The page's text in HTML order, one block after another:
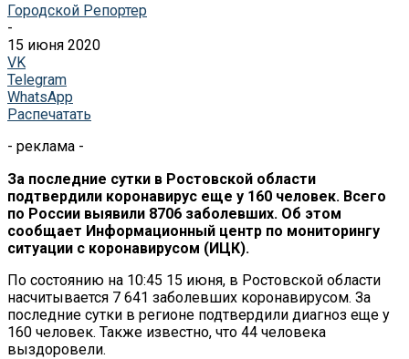
Городской Репортер
-
15 июня 2020
VK
Telegram
WhatsApp
Распечатать
- реклама -
За последние сутки в Ростовской области
подтвердили коронавирус еще у 160 человек. Всего
по России выявили 8706 заболевших. Об этом
сообщает Информационный центр по мониторингу
ситуации с коронавирусом (ИЦК).
По состоянию на 10:45 15 июня, в Ростовской области
насчитывается 7 641 заболевших коронавирусом. За
последние сутки в регионе подтвердили диагноз еще у
160 человек. Также известно, что 44 человека
выздоровели.